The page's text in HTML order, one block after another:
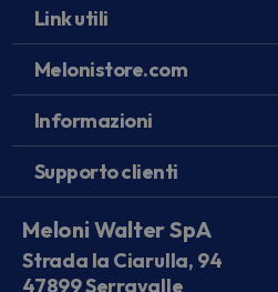
Link utili
Melonistore.com
Informazioni
Supporto clienti
Meloni Walter SpA
Strada la Ciarulla, 94
47899 Serravalle